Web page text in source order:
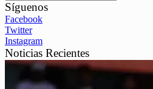
Síguenos
Facebook
Twitter
Instagram
Noticias Recientes